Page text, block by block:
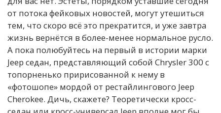
от потока фейковых новостей, могут утешиться
тем, что скоро всё это прекратится, и уже завтра
жизнь вернётся в более-менее нормальное русло.
А пока полюбуйтесь на первый в истории марки
Jeep седан, представляющий собой Chrysler 300 с
топорненько пририсованной к нему в
«фотошопе» мордой от рестайлингового Jeep
Cherokee. Дичь, скажете? Теоретически кросс-